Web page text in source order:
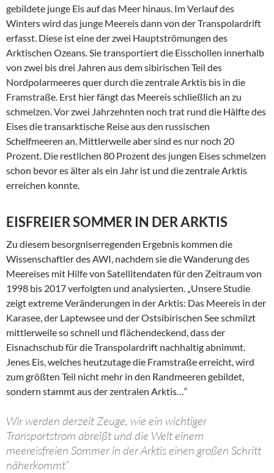
gebildete junge Eis auf das Meer hinaus. Im Verlauf des
Winters wird das junge Meereis dann von der Transpolardrift
erfasst. Diese ist eine der zwei Hauptströmungen des
Arktischen Ozeans. Sie transportiert die Eisschollen innerhalb
von zwei bis drei Jahren aus dem sibirischen Teil des
Nordpolarmeeres quer durch die zentrale Arktis bis in die
Framstraße. Erst hier fängt das Meereis schließlich an zu
schmelzen. Vor zwei Jahrzehnten noch trat rund die Hälfte des
Eises die transarktische Reise aus den russischen
Schelfmeeren an. Mittlerweile aber sind es nur noch 20
Prozent. Die restlichen 80 Prozent des jungen Eises schmelzen
schon bevor es älter als ein Jahr ist und die zentrale Arktis
erreichen konnte.
EISFREIER SOMMER IN DER ARKTIS
Zu diesem besorgniserregenden Ergebnis kommen die
Wissenschaftler des AWI, nachdem sie die Wanderung des
Meereises mit Hilfe von Satellitendaten für den Zeitraum von
1998 bis 2017 verfolgten und analysierten. „Unsere Studie
zeigt extreme Veränderungen in der Arktis: Das Meereis in der
Karasee, der Laptewsee und der Ostsibirischen See schmilzt
mittlerweile so schnell und flächendeckend, dass der
Eisnachschub für die Transpolardrift nachhaltig abnimmt.
Jenes Eis, welches heutzutage die Framstraße erreicht, wird
zum größten Teil nicht mehr in den Randmeeren gebildet,
sondern stammt aus der zentralen Arktis…“
Wir werden derzeit Zeuge, wie ein wichtiger
Transportstrom abreißt und die Welt einem
meereisfreien Sommer in der Arktis einen großen Schritt
näherkommt“